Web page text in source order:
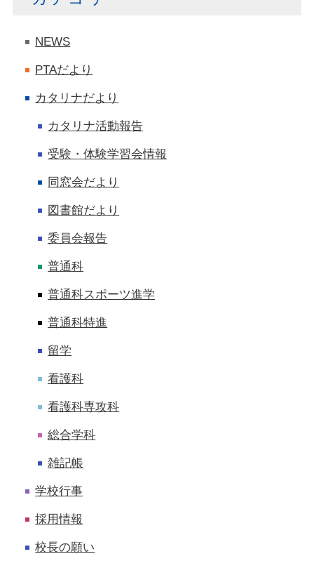
NEWS
PTAだより
カタリナだより
カタリナ活動報告
受験・体験学習会情報
同窓会だより
図書館だより
委員会報告
普通科
普通科スポーツ進学
普通科特進
留学
看護科
看護科専攻科
総合学科
雑記帳
学校行事
採用情報
校長の願い